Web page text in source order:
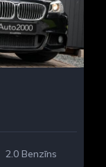
2.0 Benzīns